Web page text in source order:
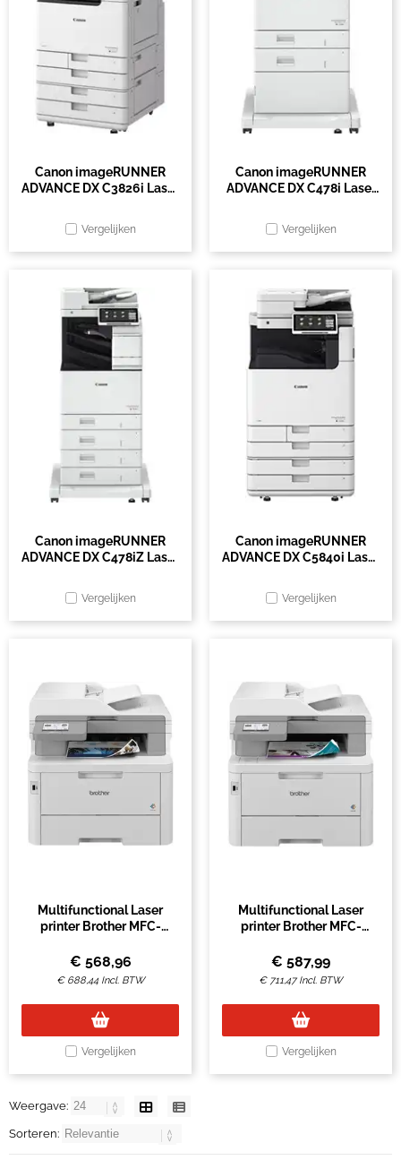
Canon imageRUNNER
ADVANCE DX C3826i Laser
ppm Wifi
Vergelijken
Canon imageRUNNER
ADVANCE DX C478i Laser
Vergelijken
Canon imageRUNNER
ADVANCE DX C478iZ Laser
Vergelijken
Canon imageRUNNER
ADVANCE DX C5840i Laser
ppm Wifi
Vergelijken
Multifunctional Laser
printer Brother MFC-
€ 568,96
€ 688,44 Incl. BTW
Vergelijken
Multifunctional Laser
printer Brother MFC-
€ 587,99
€ 711,47 Incl. BTW
Vergelijken
Weergave:
Sorteren: